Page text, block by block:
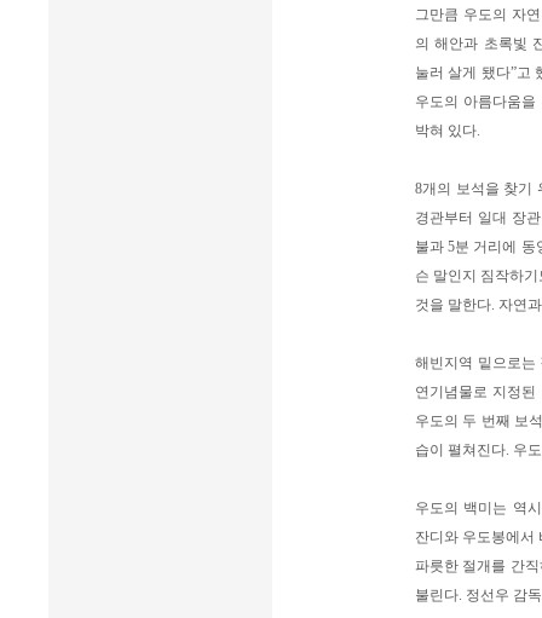
그만큼 우도의 자
의 해안과 초록빛
눌러 살게 됐다”고
우도의 아름다움을
박혀 있다.
8개의 보석을 찾기
경관부터 일대 장
불과 5분 거리에
슨 말인지 짐작하
것을 말한다. 자연
해빈지역 밑으로는
연기념물로 지정
우도의 두 번째 보
습이 펼쳐진다. 우
우도의 백미는 역
잔디와 우도봉에서
파릇한 절개를 간
불린다. 정선우 감